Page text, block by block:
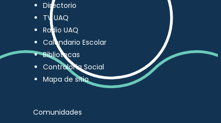
Directorio
TV UAQ
Radio UAQ
Calendario Escolar
Bibliotecas
Contraloría Social
Mapa de sitio
Comunidades